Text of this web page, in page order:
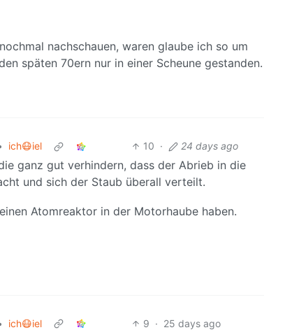
nachschauen, waren glaube ich so um
späten 70ern nur in einer Scheune gestanden.
ich😷iel 10 · 24 days ago
ganz gut verhindern, dass der Abrieb in die
und sich der Staub überall verteilt.
Atomreaktor in der Motorhaube haben.
ich😷iel 9 · 25 days ago